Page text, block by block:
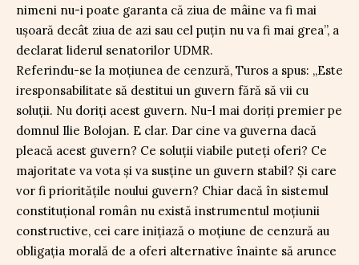
nimeni nu-i poate garanta că ziua de mâine va fi mai
ușoară decât ziua de azi sau cel puțin nu va fi mai grea”, a
declarat liderul senatorilor UDMR.
Referindu-se la moțiunea de cenzură, Turos a spus: „Este
iresponsabilitate să destitui un guvern fără să vii cu
soluții. Nu doriți acest guvern. Nu-l mai doriți premier pe
domnul Ilie Bolojan. E clar. Dar cine va guverna dacă
pleacă acest guvern? Ce soluții viabile puteți oferi? Ce
majoritate va vota și va susține un guvern stabil? Și care
vor fi prioritățile noului guvern? Chiar dacă în sistemul
constituțional român nu există instrumentul moțiunii
constructive, cei care inițiază o moțiune de cenzură au
obligația morală de a oferi alternative înainte să arunce